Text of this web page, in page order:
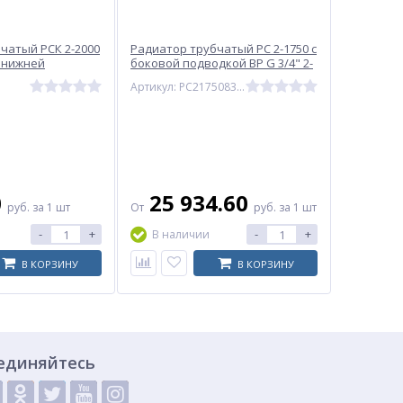
РСК 2-2000
нижней
ВР G 1/2" 2-
(черный)
руб. за 1 шт
- +
В КОРЗИНУ
Радиатор трубчатый РС 2-1750 с
боковой подводкой ВР G 3/4" 2-
трубный RAL 9016 (Белый) КЗТО
Артикул: РС2175083/4
От 25 934.60 руб. за 1 шт
В наличии
- +
В КОРЗИНУ